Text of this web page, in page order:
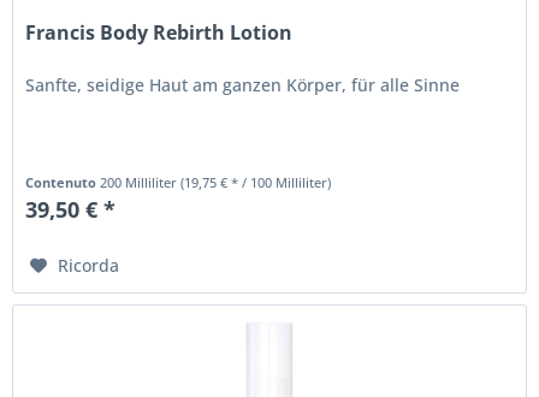
Francis Body Rebirth Lotion
Sanfte, seidige Haut am ganzen Körper, für alle Sinne
Contenuto 200 Milliliter(19,75 € * / 100 Milliliter)
39,50 € *
Ricorda